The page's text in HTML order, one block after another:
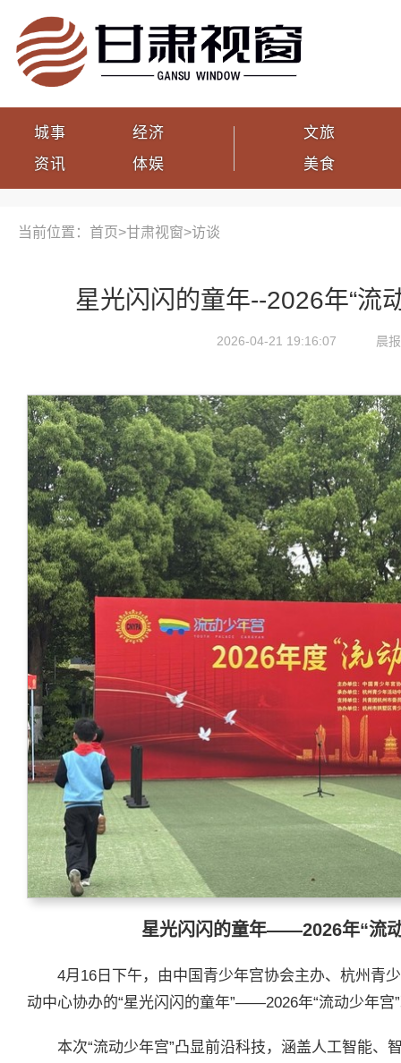
城事
资讯
经济
体娱
文旅
美食
当前位置：首页>甘肃视窗>访谈
星光闪闪的童年--2026年“流
2026-04-21 19:16:07 晨
星光闪闪的童年——2026年“流
4月16日下午，由中国青少年宫协会主办、杭州青
动中心协办的“星光闪闪的童年”——2026年“流动少年
本次“流动少年宫”凸显前沿科技，涵盖人工智能、